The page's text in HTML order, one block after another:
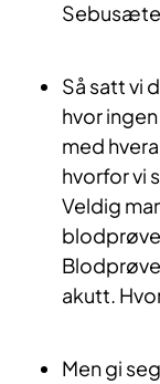
Så satt vi
hvor
med
hvorfor vi
Veldig
akutt.
Men gi